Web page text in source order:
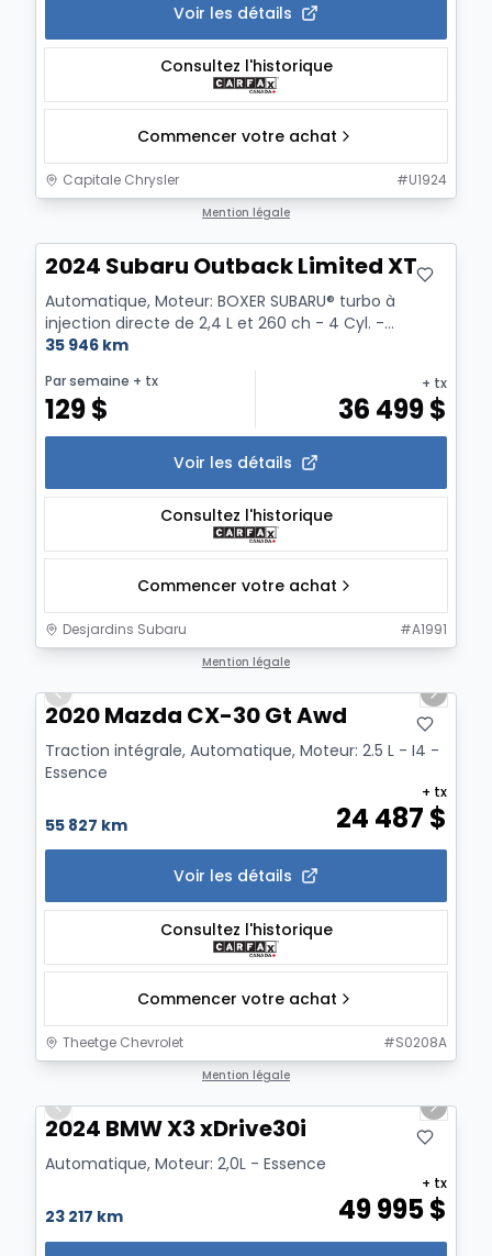
Voir les détails
Consultez l'historique
Commencer votre achat
Capitale Chrysler #U1924
Mention légale
2024 Subaru Outback Limited XT
Automatique, Moteur: BOXER SUBARU® turbo à
injection directe de 2,4 L et 260 ch - 4 Cyl. -
Essence
35 946 km
Par semaine + tx
129$
+ tx
36 499$
Voir les détails
Consultez l'historique
Commencer votre achat
Desjardins Subaru #A1991
Mention légale
Previous slide
Next
2020 Mazda CX-30 Gt Awd
Traction intégrale, Automatique, Moteur: 2.5 L - I4 -
Essence
55 827 km 24 487 $
+ tx
Voir les détails
Consultez l'historique
Commencer votre achat
Theetge Chevrolet #S0208A
Mention légale
Previous slide
Next
2024 BMW X3 xDrive30i
Automatique, Moteur: 2,0L - Essence
23 217 km 49 995$
+ tx